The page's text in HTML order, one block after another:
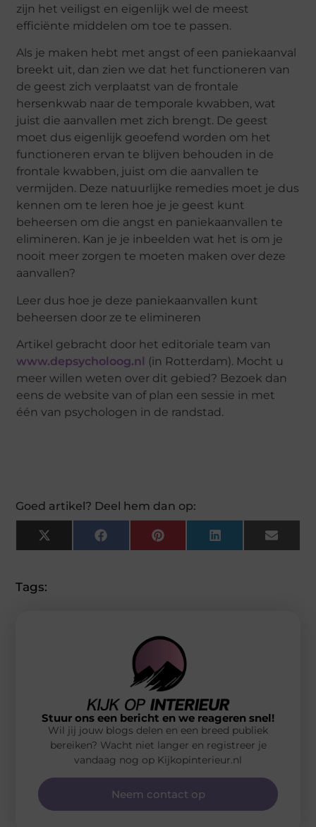
zijn het veiligst en eigenlijk wel de meest
efficiënte middelen om toe te passen.
Als je maken hebt met angst of een paniekaanval
breekt uit, dan zien we dat het functioneren van
de geest zich verplaatst van de frontale
hersenkwab naar de temporale kwabben, wat
juist die aanvallen met zich brengt. De geest
moet dus eigenlijk geoefend worden om het
functioneren ervan te blijven behouden in de
frontale kwabben, juist om die aanvallen te
vermijden. Deze natuurlijke remedies moet je dus
kennen om te leren hoe je je geest kunt
beheersen om die angst en paniekaanvallen te
elimineren. Kan je je inbeelden wat het is om je
nooit meer zorgen te moeten maken over deze
aanvallen?
Leer dus hoe je deze paniekaanvallen kunt
beheersen door ze te elimineren
Artikel gebracht door het editoriale team van
www.depsycholoog.nl
(in Rotterdam). Mocht u
meer willen weten over dit gebied? Bezoek dan
eens de website van of plan een sessie in met
één van psychologen in de randstad.
Goed artikel? Deel hem dan op:
X
(Twitter)
FacebookPinterestLinkedInEmail
Tags:
Stuur ons een bericht en we reageren snel!
Wil jij jouw blogs delen en een breed publiek
bereiken? Wacht niet langer en registreer je
vandaag nog op Kijkopinterieur.nl
Neem contact op